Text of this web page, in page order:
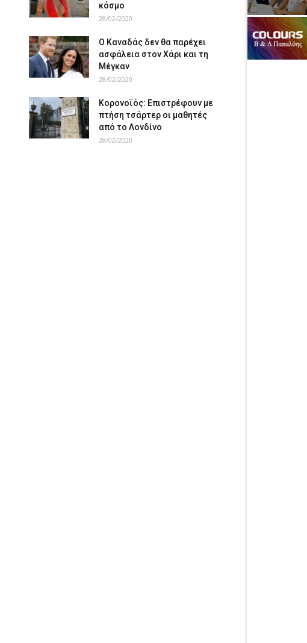
κόσμο
28/02/2020
Ο Καναδάς δεν θα παρέχει
ασφάλεια στον Χάρι και τη
Μέγκαν
28/02/2020
Κορονοϊός: Επιστρέφουν με
πτήση τσάρτερ οι μαθητές
από το Λονδίνο
28/02/2020